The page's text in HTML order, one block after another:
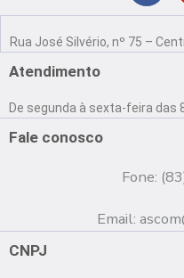
F
c
o
o
Rua José Silvério, nº 75 –
Atendimento
De segunda à sexta-feira das
Fale conosco
Fone:
Email:
CNPJ